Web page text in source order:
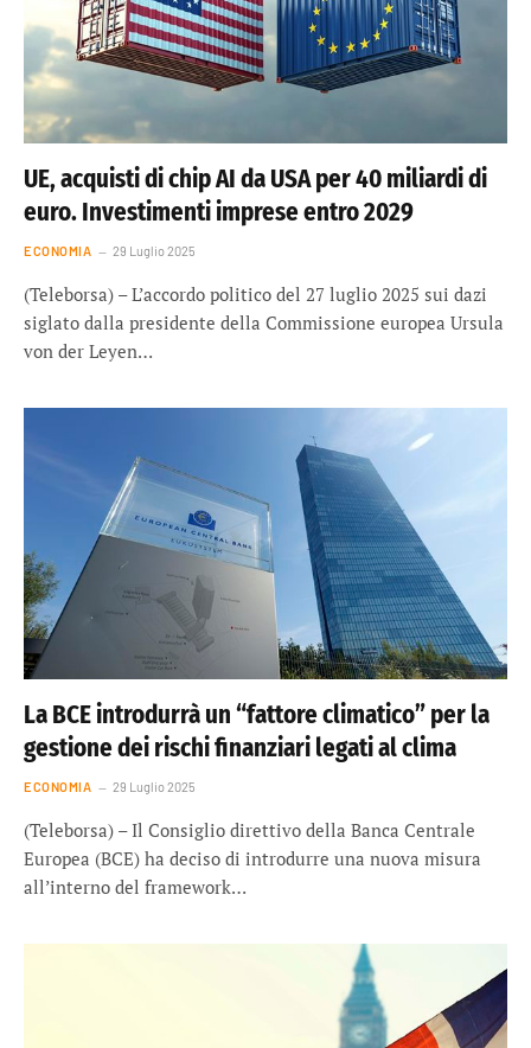
UE, acquisti di chip AI da USA per 40 miliardi di
euro. Investimenti imprese entro 2029
ECONOMIA 29 Luglio 2025
(Teleborsa) – L’accordo politico del 27 luglio 2025 sui dazi
siglato dalla presidente della Commissione europea Ursula
von der Leyen…
La BCE introdurrà un “fattore climatico” per la
gestione dei rischi finanziari legati al clima
ECONOMIA 29 Luglio 2025
(Teleborsa) – Il Consiglio direttivo della Banca Centrale
Europea (BCE) ha deciso di introdurre una nuova misura
all’interno del framework…